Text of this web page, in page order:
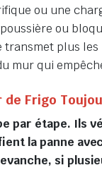
ou une
ou
plus
mur qui
Frigo
par étape. Ils
la panne
si